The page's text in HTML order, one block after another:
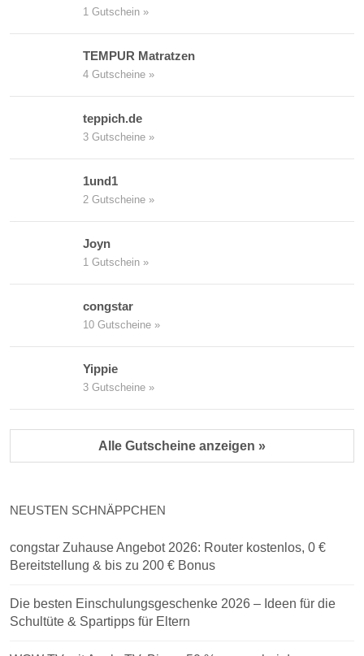
1 Gutschein »
TEMPUR Matratzen
4 Gutscheine »
teppich.de
3 Gutscheine »
1und1
2 Gutscheine »
Joyn
1 Gutschein »
congstar
10 Gutscheine »
Yippie
3 Gutscheine »
Alle Gutscheine anzeigen »
NEUSTEN SCHNÄPPCHEN
congstar Zuhause Angebot 2026: Router kostenlos, 0 €
Bereitstellung & bis zu 200 € Bonus
Die besten Einschulungsgeschenke 2026 – Ideen für die
Schultüte & Spartipps für Eltern